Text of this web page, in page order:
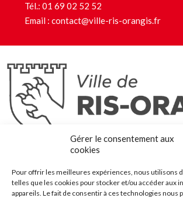
Gérer le consentement aux
cookies
Pour offrir les meilleures expériences, nous utilisons
telles que les cookies pour stocker et/ou accéder aux
appareils. Le fait de consentir à ces technologies
Tél.: 01 69 02 52 52
Email : contact@ville-ris-orangis.fr
Ris-Orangis
@2022 — Tous droits réservés
Plan du site
Contact